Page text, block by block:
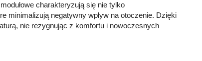
charakteryzują się nie tylko
minimalizują negatywny wpływ na otoczenie. Dzięki
nie rezygnując z komfortu i nowoczesnych